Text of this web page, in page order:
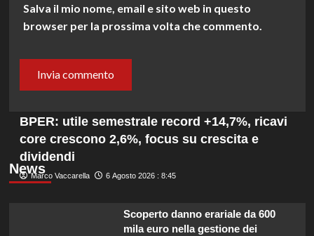
Salva il mio nome, email e sito web in questo
browser per la prossima volta che commento.
News
BPER: utile semestrale record +14,7%, ricavi
core crescono 2,6%, focus su crescita e
dividendi
Marco Vaccarella 6 Agosto 2026 : 8:45
Scoperto danno erariale da 600
mila euro nella gestione dei